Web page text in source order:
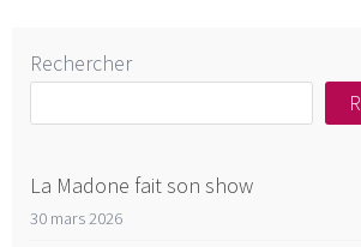
Rechercher
La Madone fait son show
30 mars 2026